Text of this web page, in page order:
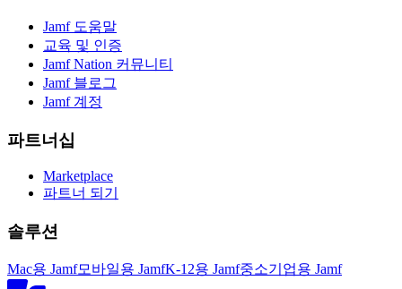
Jamf 도움말
교육 및 인증
Jamf Nation 커뮤니티
Jamf 블로그
Jamf 계정
파트너십
Marketplace
파트너 되기
솔루션
Mac용 Jamf모바일용 JamfK-12용 Jamf중소기업용 Jamf